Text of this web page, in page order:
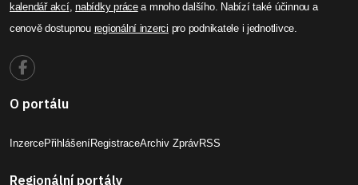
kalendář akcí,nabídky prácea mnoho dalšího. Nabízí také účinnou a
cenově dostupnou regionální inzerci pro podnikatele i jednotlivce.
O portálu
InzercePřihlášeníRegistraceArchiv ZprávRSS
Regionální portály